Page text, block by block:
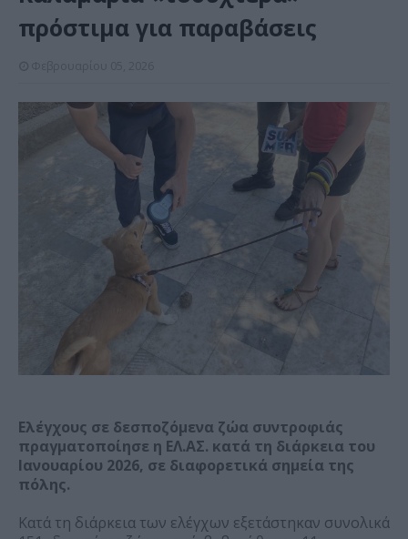
πρόστιμα για παραβάσεις
Ελέγχους σε δεσποζόμενα ζώα συντροφιάς
πραγματοποίησε η ΕΛ.ΑΣ. κατά τη διάρκεια του
Ιανουαρίου 2026, σε διαφορετικά σημεία της
πόλης.
Κατά τη διάρκεια των ελέγχων εξετάστηκαν συνολικά